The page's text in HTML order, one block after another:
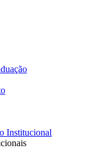
Institucional